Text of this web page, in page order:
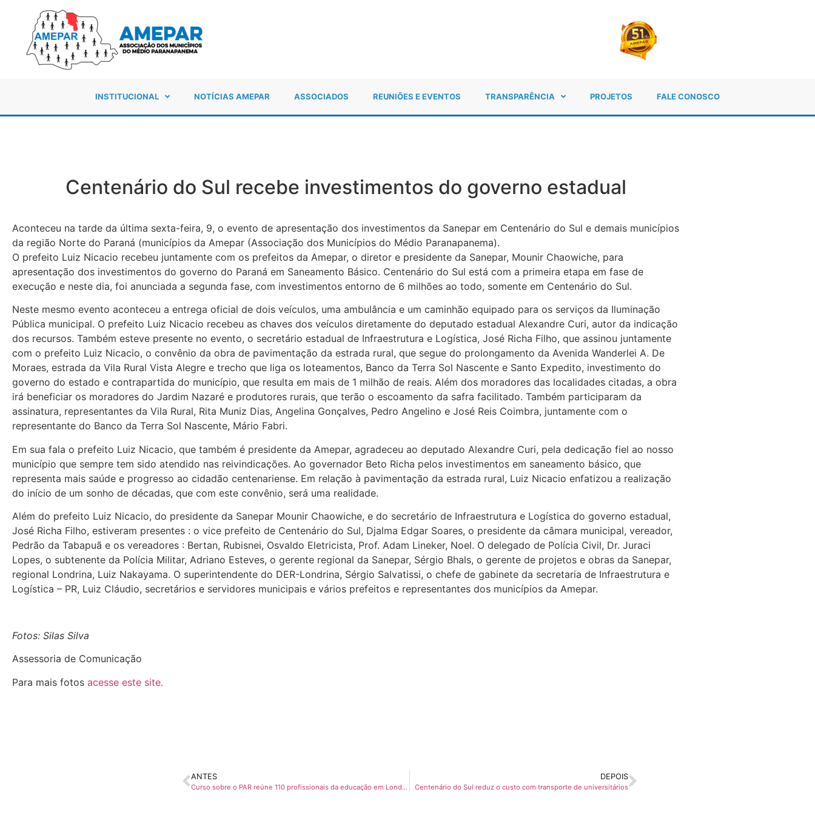
INSTITUCIONAL NOTÍCIAS AMEPAR ASSOCIADOS REUNIÕES E EVENTOS TRANSPARÊNCIA PROJETOS FALE CONOSCO
Centenário do Sul recebe investimentos do governo estadual
Aconteceu na tarde da última sexta-feira, 9, o evento de apresentação dos investimentos da Sanepar em Centenário do Sul e demais municípios
da região Norte do Paraná (municípios da Amepar (Associação dos Municípios do Médio Paranapanema).
O prefeito Luiz Nicacio recebeu juntamente com os prefeitos da Amepar, o diretor e presidente da Sanepar, Mounir Chaowiche, para
apresentação dos investimentos do governo do Paraná em Saneamento Básico. Centenário do Sul está com a primeira etapa em fase de
execução e neste dia, foi anunciada a segunda fase, com investimentos entorno de 6 milhões ao todo, somente em Centenário do Sul.
Neste mesmo evento aconteceu a entrega oficial de dois veículos, uma ambulância e um caminhão equipado para os serviços da Iluminação
Pública municipal. O prefeito Luiz Nicacio recebeu as chaves dos veículos diretamente do deputado estadual Alexandre Curi, autor da indicação
dos recursos. Também esteve presente no evento, o secretário estadual de Infraestrutura e Logística, José Richa Filho, que assinou juntamente
com o prefeito Luiz Nicacio, o convênio da obra de pavimentação da estrada rural, que segue do prolongamento da Avenida Wanderlei A. De
Moraes, estrada da Vila Rural Vista Alegre e trecho que liga os loteamentos, Banco da Terra Sol Nascente e Santo Expedito, investimento do
governo do estado e contrapartida do município, que resulta em mais de 1 milhão de reais. Além dos moradores das localidades citadas, a obra
irá beneficiar os moradores do Jardim Nazaré e produtores rurais, que terão o escoamento da safra facilitado. Também participaram da
assinatura, representantes da Vila Rural, Rita Muniz Dias, Angelina Gonçalves, Pedro Angelino e José Reis Coimbra, juntamente com o
representante do Banco da Terra Sol Nascente, Mário Fabri.
Em sua fala o prefeito Luiz Nicacio, que também é presidente da Amepar, agradeceu ao deputado Alexandre Curi, pela dedicação fiel ao nosso
município que sempre tem sido atendido nas reivindicações. Ao governador Beto Richa pelos investimentos em saneamento básico, que
representa mais saúde e progresso ao cidadão centenariense. Em relação à pavimentação da estrada rural, Luiz Nicacio enfatizou a realização
do início de um sonho de décadas, que com este convênio, será uma realidade.
Além do prefeito Luiz Nicacio, do presidente da Sanepar Mounir Chaowiche, e do secretário de Infraestrutura e Logística do governo estadual,
José Richa Filho, estiveram presentes : o vice prefeito de Centenário do Sul, Djalma Edgar Soares, o presidente da câmara municipal, vereador,
Pedrão da Tabapuã e os vereadores : Bertan, Rubisnei, Osvaldo Eletricista, Prof. Adam Lineker, Noel. O delegado de Polícia Civil, Dr. Juraci
Lopes, o subtenente da Polícia Militar, Adriano Esteves, o gerente regional da Sanepar, Sérgio Bhals, o gerente de projetos e obras da Sanepar,
regional Londrina, Luiz Nakayama. O superintendente do DER-Londrina, Sérgio Salvatissi, o chefe de gabinete da secretaria de Infraestrutura e
Logística – PR, Luiz Cláudio, secretários e servidores municipais e vários prefeitos e representantes dos municípios da Amepar.
Fotos: Silas Silva
Assessoria de Comunicação
Para mais fotos acesse este site.
ANTES
Curso sobre o PAR reúne 110 profissionais da educação em Londrina
DEPOIS
Centenário do Sul reduz o custo com transporte de universitários